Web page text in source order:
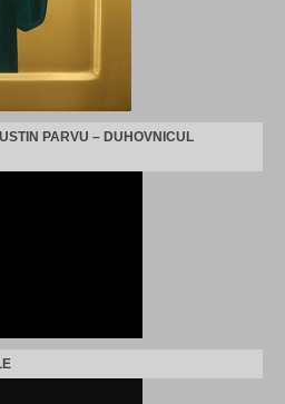
PARVU – DUHOVNICUL